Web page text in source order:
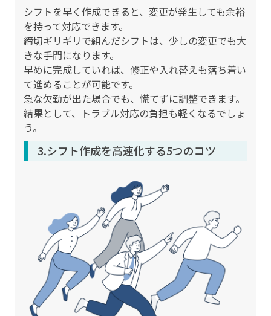
シフトを早く作成できると、変更が発生しても余裕
を持って対応できます。
締切ギリギリで組んだシフトは、少しの変更でも大
きな手間になります。
早めに完成していれば、修正や入れ替えも落ち着い
て進めることが可能です。
急な欠勤が出た場合でも、慌てずに調整できます。
結果として、トラブル対応の負担も軽くなるでしょ
う。
3.シフト作成を高速化する5つのコツ